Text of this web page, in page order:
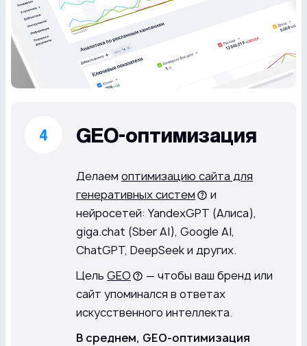
GEO-оптимизация
Делаем оптимизацию сайта для
генеративных систем
и
нейросетей: YandexGPT (Алиса),
giga.chat (Sber AI), Google AI,
ChatGPT, DeepSeek и других.
Цель GEO
— чтобы ваш бренд или
сайт упоминался в ответах
искусственного интеллекта.
В среднем, GEO-оптимизация